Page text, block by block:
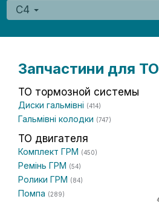
C4
Запчастини для ТО
ТО тормозной системы
Диски гальмівні (414)
Гальмівні колодки (747)
ТО двигателя
Комплект ГРМ (450)
Ремінь ГРМ (54)
Ролики ГРМ (84)
Помпа (289)